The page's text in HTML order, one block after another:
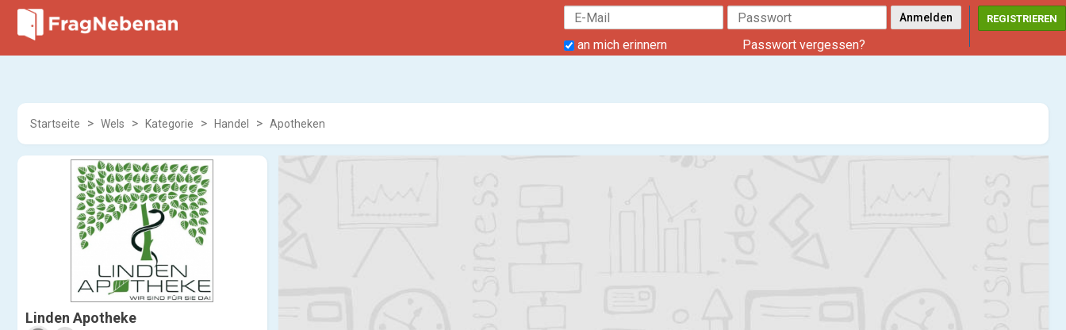
an mich erinnern Passwort vergessen?
REGISTRIEREN
Startseite Wels Kategorie Handel Apotheken
Linden Apotheke